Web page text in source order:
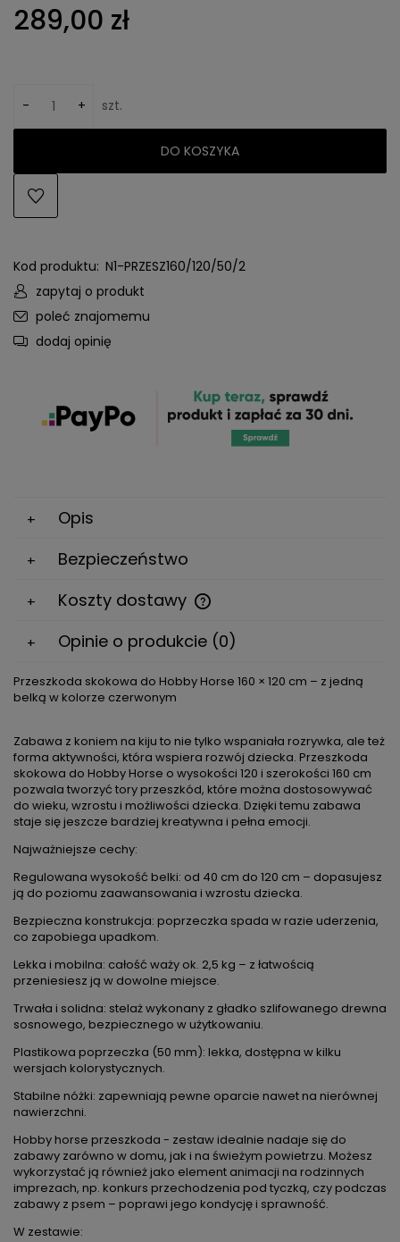
289,00 zł
- + szt.
DO KOSZYKA
Kod produktu: N1-PRZESZ160/120/50/2
zapytaj o produkt
poleć znajomemu
dodaj opinię
Opis
Bezpieczeństwo
Koszty dostawy
Cena nie zawiera ewentualnych kosztów płatności
Opinie o produkcie (0)
Przeszkoda skokowa do Hobby Horse 160 × 120 cm – z jedną
belką w kolorze czerwonym
Zabawa z koniem na kiju to nie tylko wspaniała rozrywka, ale też
forma aktywności, która wspiera rozwój dziecka. Przeszkoda
skokowa do Hobby Horse o wysokości 120 i szerokości 160 cm
pozwala tworzyć tory przeszkód, które można dostosowywać
do wieku, wzrostu i możliwości dziecka. Dzięki temu zabawa
staje się jeszcze bardziej kreatywna i pełna emocji.
Najważniejsze cechy:
Regulowana wysokość belki: od 40 cm do 120 cm – dopasujesz
ją do poziomu zaawansowania i wzrostu dziecka.
Bezpieczna konstrukcja: poprzeczka spada w razie uderzenia,
co zapobiega upadkom.
Lekka i mobilna: całość waży ok. 2,5 kg – z łatwością
przeniesiesz ją w dowolne miejsce.
Trwała i solidna: stelaż wykonany z gładko szlifowanego drewna
sosnowego, bezpiecznego w użytkowaniu.
Plastikowa poprzeczka (50 mm): lekka, dostępna w kilku
wersjach kolorystycznych.
Stabilne nóżki: zapewniają pewne oparcie nawet na nierównej
nawierzchni.
Hobby horse przeszkoda - zestaw idealnie nadaje się do
zabawy zarówno w domu, jak i na świeżym powietrzu. Możesz
wykorzystać ją również jako element animacji na rodzinnych
imprezach, np. konkurs przechodzenia pod tyczką, czy podczas
zabawy z psem – poprawi jego kondycję i sprawność.
W zestawie: